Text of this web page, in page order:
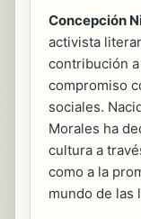
Concepción
activista
contribución
compromiso
sociales.
Morales ha
cultura a
como a la
mundo de las